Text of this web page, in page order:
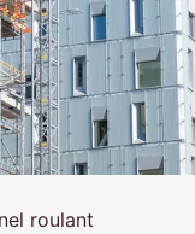
roulant